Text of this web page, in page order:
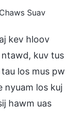
Suav
kev hloov
ntawd, kuv tus
los mus pw
nyuam los kuj
hawm uas